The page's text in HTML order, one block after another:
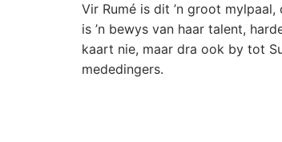
Vir Rumé is dit ’n groot
is ’n bewys van haar talent,
kaart nie, maar dra ook by tot
mededingers.